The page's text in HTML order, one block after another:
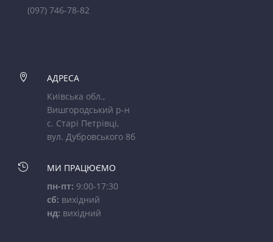
(097) 746-78-82

АДРЕСА
Київська обл.,
Вишгородський р-н
с. Старі Петрівці,
вул. Дубровського 8б

МИ ПРАЦЮЄМО
пн-пт: 9:00-17:30
сб: вихідний
нд: вихідний